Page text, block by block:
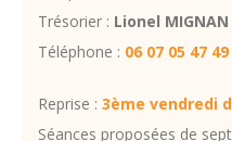
Trésorier : Lionel MIGNAN
Téléphone : 06 07 05 47 49
Reprise : 3ème vendredi
Séances proposées de